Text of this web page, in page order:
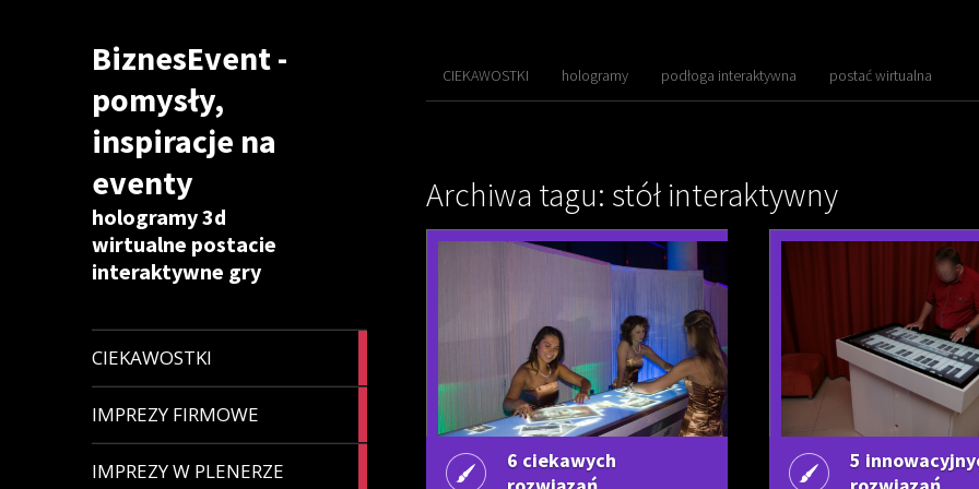
BiznesEvent -
pomysły,
inspiracje na
eventy
hologramy 3d
wirtualne postacie
interaktywne gry
CIEKAWOSTKI
IMPREZY FIRMOWE
IMPREZY W PLENERZE
CIEKAWOSTKI hologramy podłoga interaktywna postać wirtualna
Archiwa tagu: stół interaktywny
6 ciekawych
5